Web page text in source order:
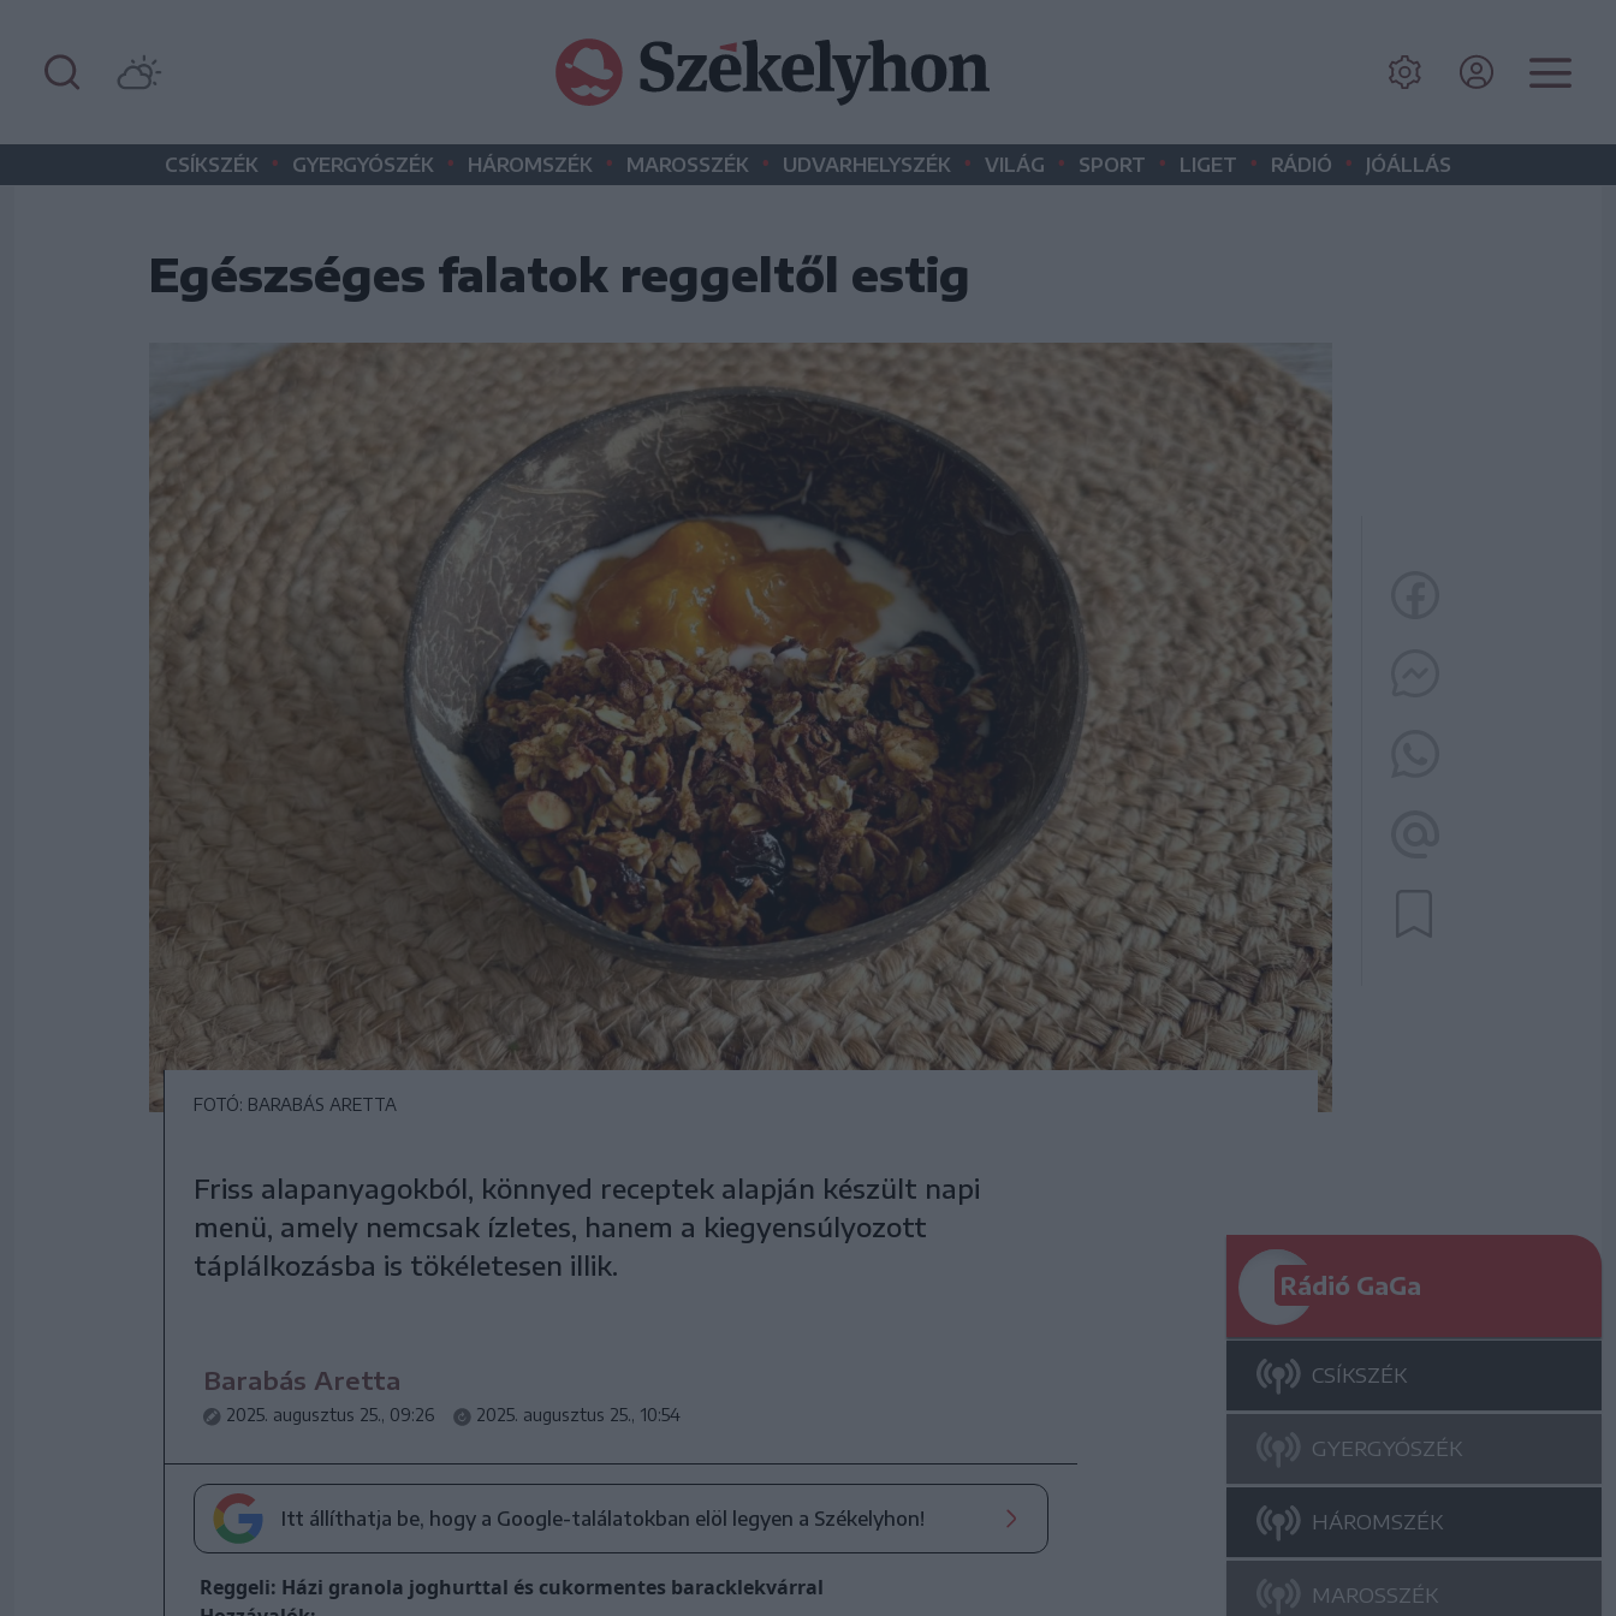
CSÍKSZÉK • GYERGYÓSZÉK • HÁROMSZÉK • MAROSSZÉK • UDVARHELYSZÉK • VILÁG • SPORT • LIGET • RÁDIÓ • JÓÁLLÁS
Egészséges falatok reggeltől estig
FOTÓ: BARABÁS ARETTA
Friss alapanyagokból, könnyed receptek alapján készült napi
menü, amely nemcsak ízletes, hanem a kiegyensúlyozott
táplálkozásba is tökéletesen illik.
Barabás Aretta
2025. augusztus 25., 09:26 2025. augusztus 25., 10:54
Itt állíthatja be, hogy a Google-találatokban elöl legyen a Székelyhon!
Reggeli: Házi granola joghurttal és cukormentes baracklekvárral
Rádió GaGa
CSÍKSZÉK
GYERGYÓSZÉK
HÁROMSZÉK
MAROSSZÉK